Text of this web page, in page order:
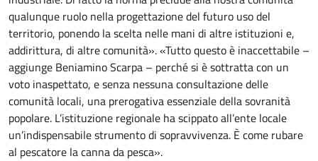
qualunque ruolo nella progettazione del futuro uso del
territorio, ponendo la scelta nelle mani di altre istituzioni e,
addirittura, di altre comunità». «Tutto questo è inaccettabile –
aggiunge Beniamino Scarpa – perché si è sottratta con un
voto inaspettato, e senza nessuna consultazione delle
comunità locali, una prerogativa essenziale della sovranità
popolare. L’istituzione regionale ha scippato all’ente locale
un’indispensabile strumento di sopravvivenza. È come rubare
al pescatore la canna da pesca».